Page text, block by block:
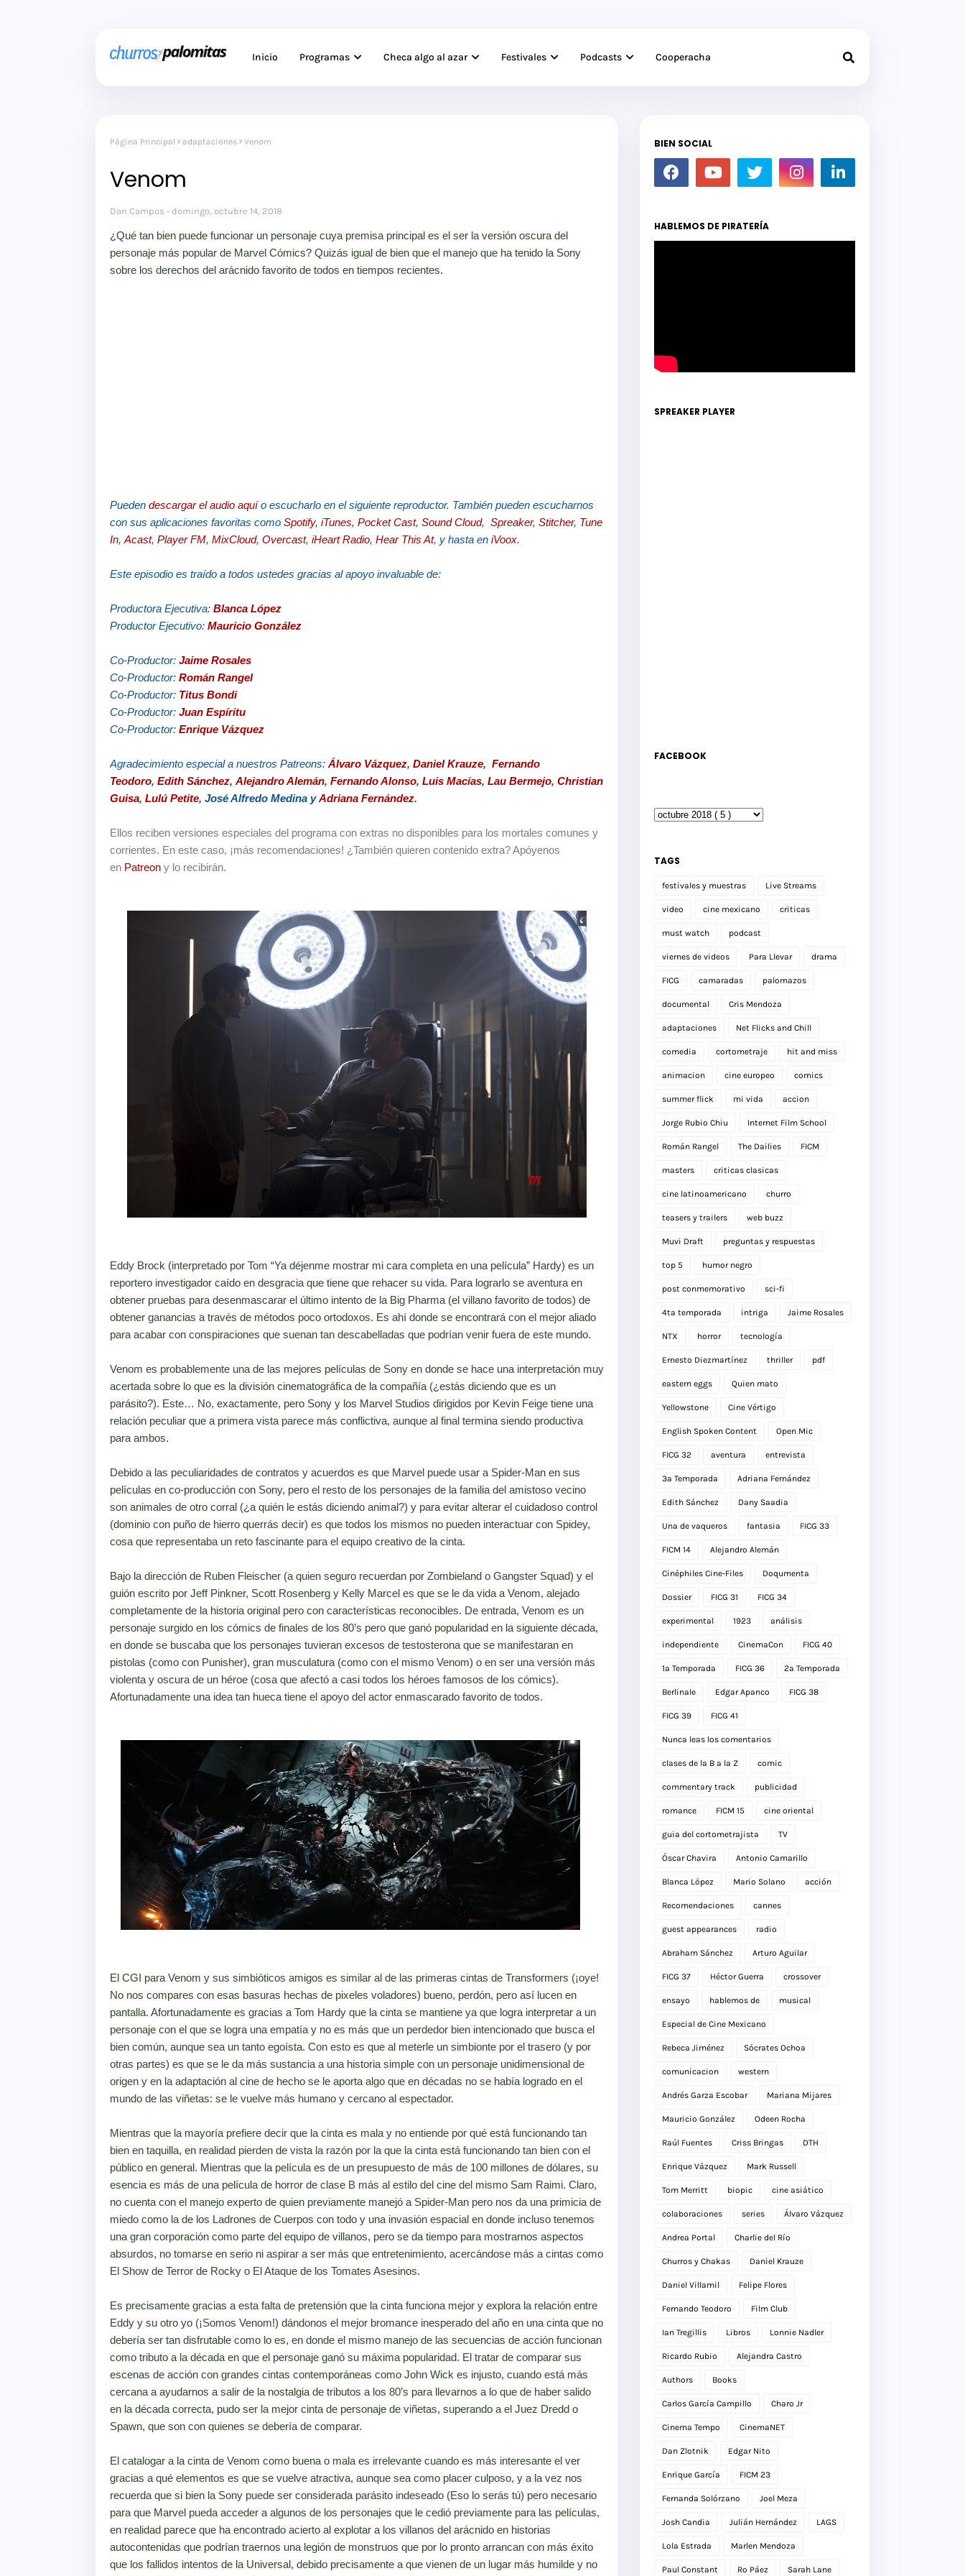
Inicio Programas Checa algo al azar Festivales Podcasts Cooperacha
Página Principal adaptaciones Venom
Venom
Dan Campos domingo, octubre 14, 2018
¿Qué tan bien puede funcionar un personaje cuya premisa principal es el ser la versión oscura del
personaje más popular de Marvel Cómics? Quizás igual de bien que el manejo que ha tenido la Sony
sobre los derechos del arácnido favorito de todos en tiempos recientes.
Pueden descargar el audio aquío escucharlo en el siguiente reproductor. También pueden escucharnos
con sus aplicaciones favoritas como Spotify, iTunes, Pocket Cast, Sound Cloud, Spreaker, Stitcher, Tune
In, Acast, Player FM, MixCloud, Overcast, iHeart Radio, Hear This At, y hasta en iVoox.
Este episodio es traído a todos ustedes gracias al apoyo invaluable de:
Productora Ejecutiva: Blanca López
Productor Ejecutivo: Mauricio González
Co-Productor: Jaime Rosales
Co-Productor: Román Rangel
Co-Productor: Titus Bondi
Co-Productor: Juan Espíritu
Co-Productor: Enrique Vázquez
Agradecimiento especial a nuestros Patreons: Álvaro Vázquez, Daniel Krauze, Fernando
Teodoro, Edith Sánchez, Alejandro Alemán, Fernando Alonso, Luis Macías, Lau Bermejo, Christian
Guisa, Lulú Petite, José Alfredo Medina yAdriana Fernández.
Ellos reciben versiones especiales del programa con extras no disponibles para los mortales comunes y
corrientes. En este caso, ¡más recomendaciones! ¿También quieren contenido extra? Apóyenos
en Patreon y lo recibirán.
Eddy Brock (interpretado por Tom “Ya déjenme mostrar mi cara completa en una película” Hardy) es un
reportero investigador caído en desgracia que tiene que rehacer su vida. Para lograrlo se aventura en
obtener pruebas para desenmascarar el último intento de la Big Pharma (el villano favorito de todos) de
obtener ganancias a través de métodos poco ortodoxos. Es ahí donde se encontrará con el mejor aliado
para acabar con conspiraciones que suenan tan descabelladas que podrían venir fuera de este mundo.
Venom es probablemente una de las mejores películas de Sony en donde se hace una interpretación muy
acertada sobre lo que es la división cinematográfica de la compañía (¿estás diciendo que es un
parásito?). Este… No, exactamente, pero Sony y los Marvel Studios dirigidos por Kevin Feige tiene una
relación peculiar que a primera vista parece más conflictiva, aunque al final termina siendo productiva
para ambos.
Debido a las peculiaridades de contratos y acuerdos es que Marvel puede usar a Spider-Man en sus
películas en co-producción con Sony, pero el resto de los personajes de la familia del amistoso vecino
son animales de otro corral (¿a quién le estás diciendo animal?) y para evitar alterar el cuidadoso control
(dominio con puño de hierro querrás decir) es que todos los mismos no pueden interactuar con Spidey,
cosa que representaba un reto fascinante para el equipo creativo de la cinta.
Bajo la dirección de Ruben Fleischer (a quien seguro recuerdan por Zombieland o Gangster Squad) y el
guión escrito por Jeff Pinkner, Scott Rosenberg y Kelly Marcel es que se le da vida a Venom, alejado
completamente de la historia original pero con características reconocibles. De entrada, Venom es un
personaje surgido en los cómics de finales de los 80’s pero que ganó popularidad en la siguiente década,
en donde se buscaba que los personajes tuvieran excesos de testosterona que se manifestaran en
pistolas (como con Punisher), gran musculatura (como con el mismo Venom) o en ser una versión más
violenta y oscura de un héroe (cosa que afectó a casi todos los héroes famosos de los cómics).
Afortunadamente una idea tan hueca tiene el apoyo del actor enmascarado favorito de todos.
El CGI para Venom y sus simbióticos amigos es similar al de las primeras cintas de Transformers (¡oye!
No nos compares con esas basuras hechas de pixeles voladores) bueno, perdón, pero así lucen en
pantalla. Afortunadamente es gracias a Tom Hardy que la cinta se mantiene ya que logra interpretar a un
personaje con el que se logra una empatía y no es más que un perdedor bien intencionado que busca el
bien común, aunque sea un tanto egoísta. Con esto es que al meterle un simbionte por el trasero (y por
otras partes) es que se le da más sustancia a una historia simple con un personaje unidimensional de
origen y en la adaptación al cine de hecho se le aporta algo que en décadas no se había logrado en el
mundo de las viñetas: se le vuelve más humano y cercano al espectador.
Mientras que la mayoría prefiere decir que la cinta es mala y no entiende por qué está funcionando tan
bien en taquilla, en realidad pierden de vista la razón por la que la cinta está funcionando tan bien con el
público en general. Mientras que la película es de un presupuesto de más de 100 millones de dólares, su
esencia es más de una película de horror de clase B más al estilo del cine del mismo Sam Raimi. Claro,
no cuenta con el manejo experto de quien previamente manejó a Spider-Man pero nos da una primicia de
miedo como la de los Ladrones de Cuerpos con todo y una invasión espacial en donde incluso tenemos
una gran corporación como parte del equipo de villanos, pero se da tiempo para mostrarnos aspectos
absurdos, no tomarse en serio ni aspirar a ser más que entretenimiento, acercándose más a cintas como
El Show de Terror de Rocky o El Ataque de los Tomates Asesinos.
Es precisamente gracias a esta falta de pretensión que la cinta funciona mejor y explora la relación entre
Eddy y su otro yo (¡Somos Venom!) dándonos el mejor bromance inesperado del año en una cinta que no
debería ser tan disfrutable como lo es, en donde el mismo manejo de las secuencias de acción funcionan
como tributo a la década en que el personaje ganó su máxima popularidad. El tratar de comparar sus
escenas de acción con grandes cintas contemporáneas como John Wick es injusto, cuando está más
cercana a ayudarnos a salir de la nostalgia de tributos a los 80’s para llevarnos a lo que de haber salido
en la década correcta, pudo ser la mejor cinta de personaje de viñetas, superando a el Juez Dredd o
Spawn, que son con quienes se debería de comparar.
El catalogar a la cinta de Venom como buena o mala es irrelevante cuando es más interesante el ver
gracias a qué elementos es que se vuelve atractiva, aunque sea como placer culposo, y a la vez nos
recuerda que si bien la Sony puede ser considerada parásito indeseado (Eso lo serás tú) pero necesario
para que Marvel pueda acceder a algunos de los personajes que le cedió previamente para las películas,
en realidad parece que ha encontrado acierto al explotar a los villanos del arácnido en historias
autocontenidas que podrían traernos una legión de monstruos que por lo pronto arrancan con más éxito
que los fallidos intentos de la Universal, debido precisamente a que vienen de un lugar más humilde y no
BIEN SOCIAL
HABLEMOS DE PIRATERÍA
SPREAKER PLAYER
FACEBOOK
TAGS
festivales y muestras Live Streams
video cine mexicano criticas
must watch podcast
viernes de videos Para Llevar drama
FICG camaradas palomazos
documental Cris Mendoza
adaptaciones Net Flicks and Chill
comedia cortometraje hit and miss
animacion cine europeo comics
summer flick mi vida accion
Jorge Rubio Chiu Internet Film School
Román Rangel The Dailies FICM
masters criticas clasicas
cine latinoamericano churro
teasers y trailers web buzz
Muvi Draft preguntas y respuestas
top 5 humor negro
post conmemorativo sci-fi
4ta temporada intriga Jaime Rosales
NTX horror tecnología
Ernesto Diezmartínez thriller pdf
eastern eggs Quien mato
Yellowstone Cine Vértigo
English Spoken Content Open Mic
FICG 32 aventura entrevista
3a Temporada Adriana Fernández
Edith Sánchez Dany Saadia
Una de vaqueros fantasia FICG 33
FICM 14 Alejandro Alemán
Cinéphiles Cine-Files Doqumenta
Dossier FICG 31 FICG 34
experimental 1923 análisis
independiente CinemaCon FICG 40
1a Temporada FICG 36 2a Temporada
Berlinale Edgar Apanco FICG 38
FICG 39 FICG 41
Nunca leas los comentarios
clases de la B a la Z comic
commentary track publicidad
romance FICM 15 cine oriental
guia del cortometrajista TV
Óscar Chavira Antonio Camarillo
Blanca López Mario Solano acción
Recomendaciones cannes
guest appearances radio
Abraham Sánchez Arturo Aguilar
FICG 37 Héctor Guerra crossover
ensayo hablemos de musical
Especial de Cine Mexicano
Rebeca Jiménez Sócrates Ochoa
comunicacion western
Andrés Garza Escobar Mariana Mijares
Mauricio González Odeen Rocha
Raúl Fuentes Criss Bringas DTH
Enrique Vázquez Mark Russell
Tom Merritt biopic cine asiático
colaboraciones series Álvaro Vázquez
Andrea Portal Charlie del Río
Churros y Chakas Daniel Krauze
Daniel Villamil Felipe Flores
Fernando Teodoro Film Club
Ian Tregillis Libros Lonnie Nadler
Ricardo Rubio Alejandra Castro
Authors Books
Carlos García Campillo Charo Jr
Cinema Tempo CinemaNET
Dan Zlotnik Edgar Nito
Enrique García FICM 23
Fernanda Solórzano Joel Meza
Josh Candia Julián Hernández LAGS
Lola Estrada Marlen Mendoza
Paul Constant Ro Páez Sarah Lane